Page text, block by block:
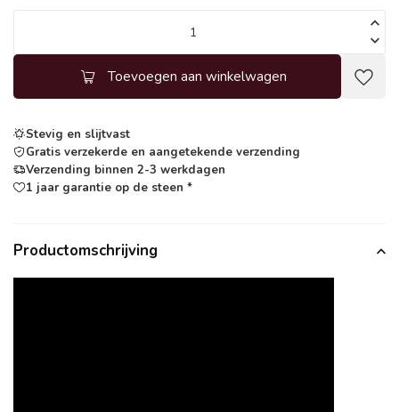
Toevoegen aan winkelwagen
Stevig en slijtvast
Gratis verzekerde en aangetekende verzending
Verzending binnen 2-3 werkdagen
1 jaar garantie op de steen *
Productomschrijving